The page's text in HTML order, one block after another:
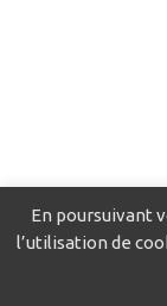
Catalogue pour
En poursuivant
l’utilisation de